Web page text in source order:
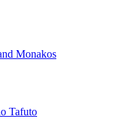
and Monakos
Tafuto